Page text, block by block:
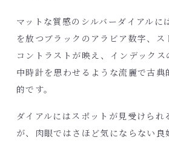
マットな質感のシルバーダイアルに
を放つブラックのアラビア数字、ス
コントラストが映え、インデック
中時計を思わせるような流麗で古典
的です。
ダイアルにはスポットが見受けられ
が、肉眼ではさほど気にならない良